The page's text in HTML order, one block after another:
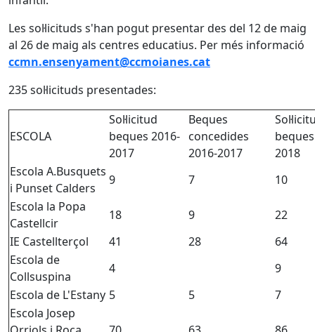
Les sol·licituds s'han pogut presentar des del 12 de maig
al 26 de maig als centres educatius. Per més informació
ccmn.ensenyament@ccmoianes.cat
235 sol·licituds presentades:
ESCOLA
Sol·licitud
beques 2016-
2017
Beques
concedides
2016-2017
2018
Escola A.Busquets
i Punset Calders
9 7
10
Escola la Popa
Castellcir
18 9
22
IE Castellterçol
41 28
64
Escola de
Collsuspina
4
9
Escola de L'Estany 5 5
7
Escola Josep